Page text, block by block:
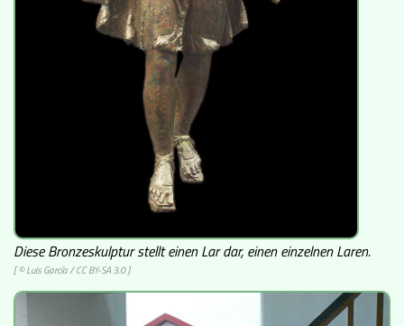
Diese Bronzeskulptur stellt einen Lar dar, einen einzelnen Laren.
[ © Luis García /CC BY-SA 3.0]